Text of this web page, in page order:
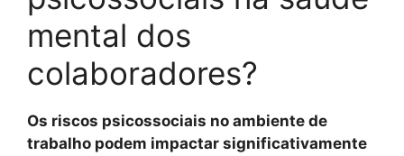
mental dos
colaboradores?
Os riscos psicossociais no ambiente de
trabalho podem impactar significativamente